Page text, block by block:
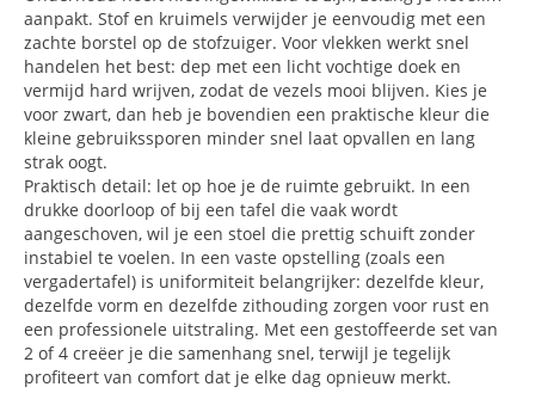
aanpakt. Stof en kruimels verwijder je eenvoudig met een
zachte borstel op de stofzuiger. Voor vlekken werkt snel
handelen het best: dep met een licht vochtige doek en
vermijd hard wrijven, zodat de vezels mooi blijven. Kies je
voor zwart, dan heb je bovendien een praktische kleur die
kleine gebruikssporen minder snel laat opvallen en lang
strak oogt.
Praktisch detail: let op hoe je de ruimte gebruikt. In een
drukke doorloop of bij een tafel die vaak wordt
aangeschoven, wil je een stoel die prettig schuift zonder
instabiel te voelen. In een vaste opstelling (zoals een
vergadertafel) is uniformiteit belangrijker: dezelfde kleur,
dezelfde vorm en dezelfde zithouding zorgen voor rust en
een professionele uitstraling. Met een gestoffeerde set van
2 of 4 creëer je die samenhang snel, terwijl je tegelijk
profiteert van comfort dat je elke dag opnieuw merkt.